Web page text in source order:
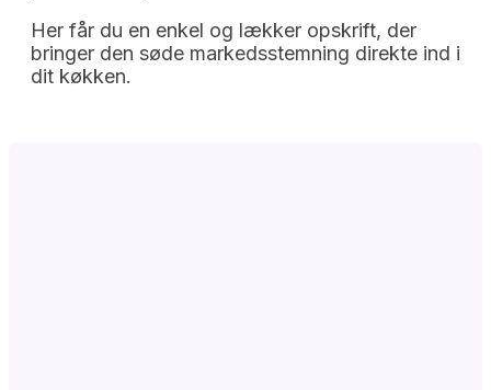
Her får du en enkel og lækker opskrift, der
bringer den søde markedsstemning direkte ind i
dit køkken.